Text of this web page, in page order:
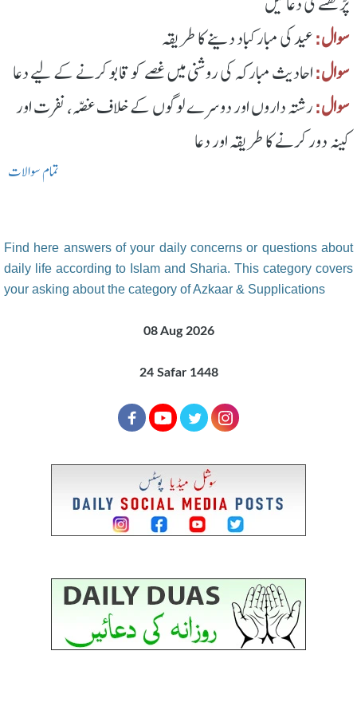
سوال:عید کی مبارکباد دینے کا طریقہ
سوال:احادیث مبارکہ کی روشنی میں غصے کو قابو کرنے کے لیے دعا
سوال:رشتہ داروں اور دوسرے لوگوں کے خلاف غصّہ، نفرت اور
کینہ دور کرنے کا طریقہ اور دعا
تمام سوالات
Find here answers of your daily concerns or questions about
daily life according to Islam and Sharia. This category covers
your asking about the category of Azkaar & Supplications
08 Aug 2026
24 Safar 1448